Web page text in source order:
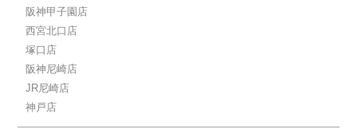
阪神甲子園店
西宮北口店
塚口店
阪神尼崎店
JR尼崎店
神戸店